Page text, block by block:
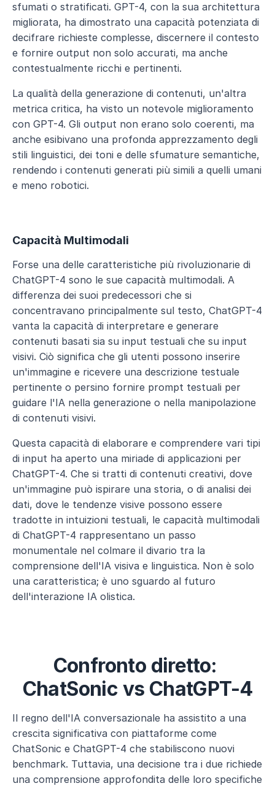
sfumati o stratificati. GPT-4, con la sua architettura
migliorata, ha dimostrato una capacità potenziata di
decifrare richieste complesse, discernere il contesto
e fornire output non solo accurati, ma anche
contestualmente ricchi e pertinenti.
La qualità della generazione di contenuti, un'altra
metrica critica, ha visto un notevole miglioramento
con GPT-4. Gli output non erano solo coerenti, ma
anche esibivano una profonda apprezzamento degli
stili linguistici, dei toni e delle sfumature semantiche,
rendendo i contenuti generati più simili a quelli umani
e meno robotici.
Capacità Multimodali
Forse una delle caratteristiche più rivoluzionarie di
ChatGPT-4 sono le sue capacità multimodali. A
differenza dei suoi predecessori che si
concentravano principalmente sul testo, ChatGPT-4
vanta la capacità di interpretare e generare
contenuti basati sia su input testuali che su input
visivi. Ciò significa che gli utenti possono inserire
un'immagine e ricevere una descrizione testuale
pertinente o persino fornire prompt testuali per
guidare l'IA nella generazione o nella manipolazione
di contenuti visivi.
Questa capacità di elaborare e comprendere vari tipi
di input ha aperto una miriade di applicazioni per
ChatGPT-4. Che si tratti di contenuti creativi, dove
un'immagine può ispirare una storia, o di analisi dei
dati, dove le tendenze visive possono essere
tradotte in intuizioni testuali, le capacità multimodali
di ChatGPT-4 rappresentano un passo
monumentale nel colmare il divario tra la
comprensione dell'IA visiva e linguistica. Non è solo
una caratteristica; è uno sguardo al futuro
dell'interazione IA olistica.
Confronto diretto:
ChatSonic vs ChatGPT-4
Il regno dell'IA conversazionale ha assistito a una
crescita significativa con piattaforme come
ChatSonic e ChatGPT-4 che stabiliscono nuovi
benchmark. Tuttavia, una decisione tra i due richiede
una comprensione approfondita delle loro specifiche